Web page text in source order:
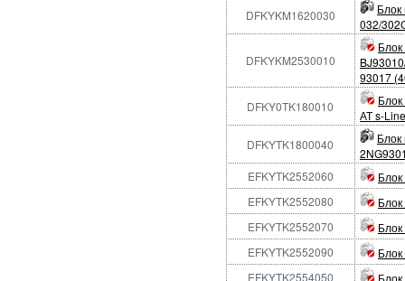
DFKYKM1620030
032/
DFKYKM2530010
93017
DFKY0TK180010
АТ s-
DFKYTK1800040
Блок
EFKYTK2552060
EFKYTK2552080
EFKYTK2552070
EFKYTK2552090
EFKYTK2554050